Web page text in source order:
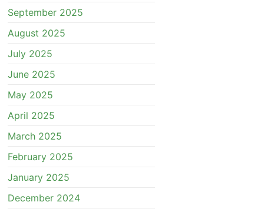
September 2025
August 2025
July 2025
June 2025
May 2025
April 2025
March 2025
February 2025
January 2025
December 2024